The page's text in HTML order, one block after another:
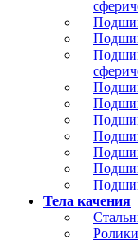
Тела качения